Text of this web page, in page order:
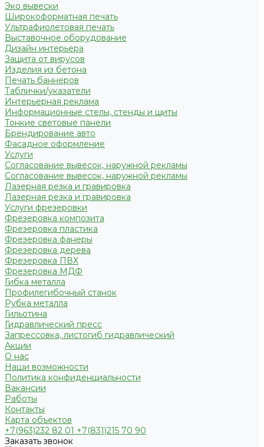
Эко вывески
Широкоформатная печать
Ультрафиолетовая печать
Выставочное оборудование
Дизайн интерьера
Защита от вирусов
Изделия из бетона
Печать баннеров
Таблички/указатели
Интерьерная реклама
Информационные стелы, стенды и щиты
Тонкие световые панели
Брендирование авто
Фасадное оформление
Услуги
Согласование вывесок, наружной рекламы
Согласование вывесок, наружной рекламы
Лазерная резка и гравировка
Лазерная резка и гравировка
Услуги фрезеровки
Фрезеровка композита
Фрезеровка пластика
Фрезеровка фанеры
Фрезеровка дерева
Фрезеровка ПВХ
Фрезеровка МДФ
Гибка металла
Профилегибочный станок
Рубка металла
Гильотина
Гидравлический пресс
Запрессовка, листогиб гидравлический
Акции
О нас
Наши возможности
Политика конфиденциальности
Вакансии
Работы
Контакты
Карта объектов
+7(963)232 82 01 +7(831)215 70 90
Заказать звонок